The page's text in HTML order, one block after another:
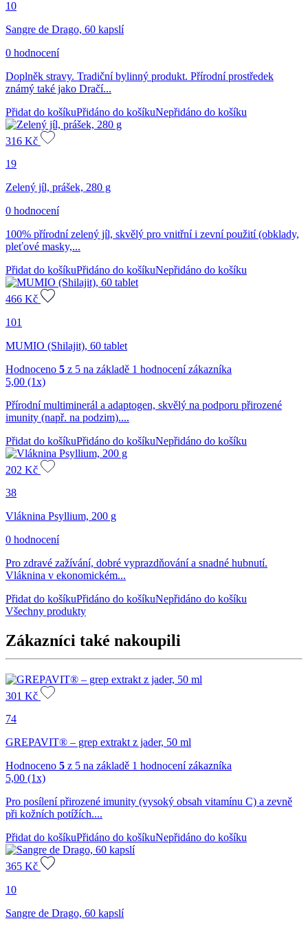
10
Sangre de Drago, 60 kapslí
0 hodnocení
Doplněk stravy. Tradiční bylinný produkt. Přírodní prostředek
známý také jako Dračí...
Přidat do košíkuPřidáno do košíkuNepřidáno do košíku
316 Kč
19
Zelený jíl, prášek, 280 g
0 hodnocení
100% přírodní zelený jíl, skvělý pro vnitřní i zevní použití (obklady,
pleťové masky,...
Přidat do košíkuPřidáno do košíkuNepřidáno do košíku
466 Kč
101
MUMIO (Shilajit), 60 tablet
Hodnoceno 5 z 5 na základě 1 hodnocení zákazníka
5,00 (1x)
Přírodní multiminerál a adaptogen, skvělý na podporu přirozené
imunity (např. na podzim)....
Přidat do košíkuPřidáno do košíkuNepřidáno do košíku
202 Kč
38
Vláknina Psyllium, 200 g
0 hodnocení
Pro zdravé zažívání, dobré vyprazdňování a snadné hubnutí.
Vláknina v ekonomickém...
Přidat do košíkuPřidáno do košíkuNepřidáno do košíku
Všechny produkty
Zákazníci také nakoupili
301 Kč
74
GREPAVIT® – grep extrakt z jader, 50 ml
Hodnoceno 5 z 5 na základě 1 hodnocení zákazníka
5,00 (1x)
Pro posílení přirozené imunity (vysoký obsah vitamínu C) a zevně
při kožních potížích....
Přidat do košíkuPřidáno do košíkuNepřidáno do košíku
365 Kč
10
Sangre de Drago, 60 kapslí